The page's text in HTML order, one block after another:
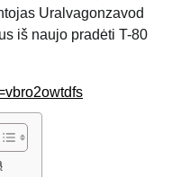
Uralvagonzavod
iš naujo pradėti T-80